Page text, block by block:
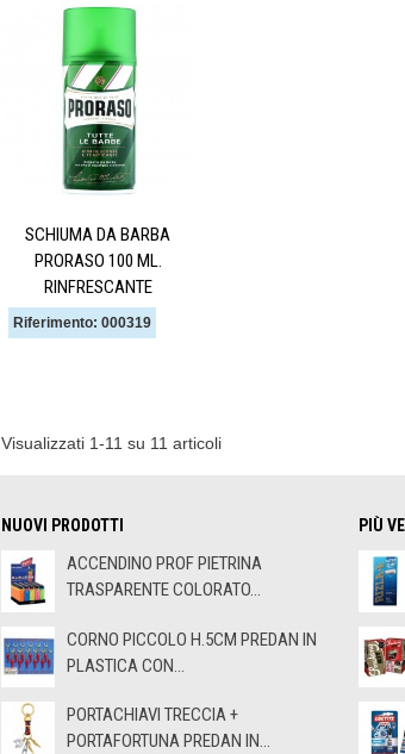
SCHIUMA DA BARBA
PRORASO 100 ML.
RINFRESCANTE
Riferimento: 000319
Visualizzati 1-11 su 11 articoli
NUOVI PRODOTTI
ACCENDINO PROF PIETRINA
TRASPARENTE COLORATO...
CORNO PICCOLO H.5CM PREDAN IN
PLASTICA CON...
PORTACHIAVI TRECCIA +
PORTAFORTUNA PREDAN IN...
PIÙ